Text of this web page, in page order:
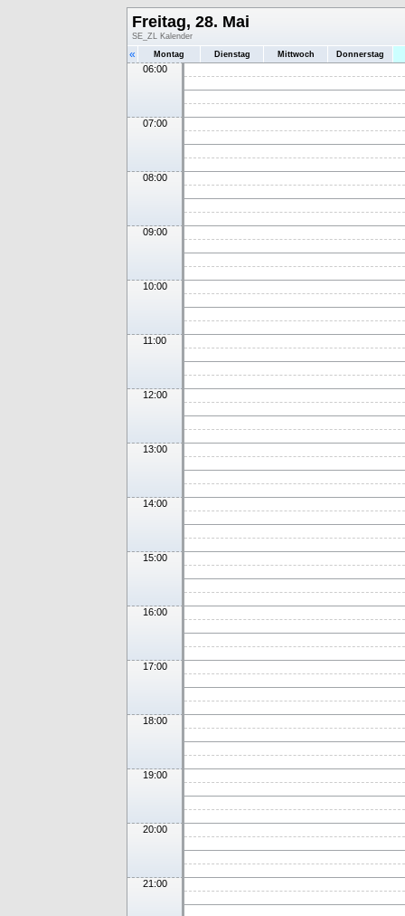
Freitag, 28. Mai
SE_ZL Kalender
« Montag Dienstag Mittwoch Donnerstag
06:00
07:00
08:00
09:00
10:00
11:00
12:00
13:00
14:00
15:00
16:00
17:00
18:00
19:00
20:00
21:00